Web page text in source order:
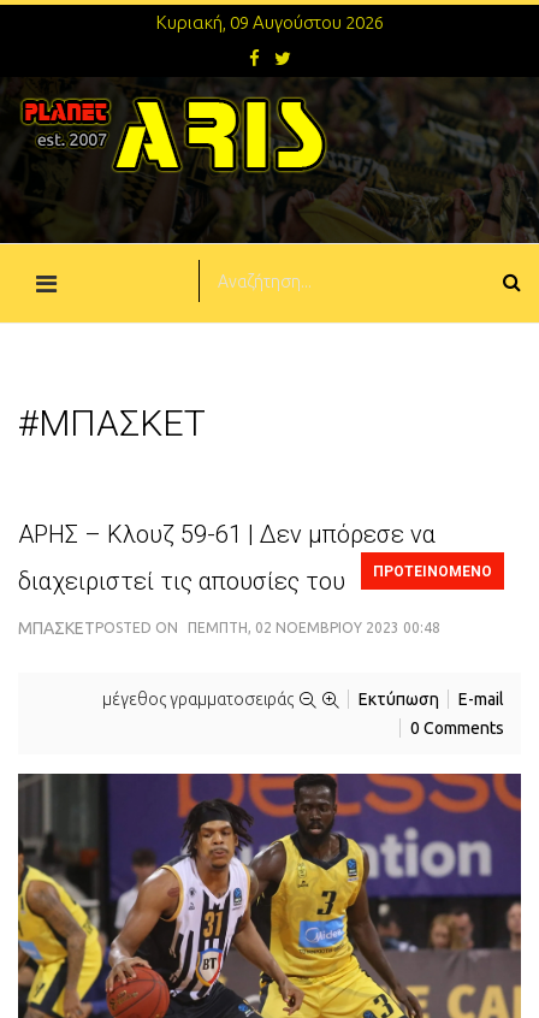
Κυριακή, 09 Αυγούστου 2026
#ΜΠΑΣΚΕΤ
ΑΡΗΣ – Κλουζ 59-61 | Δεν μπόρεσε να
διαχειριστεί τις απουσίες του
ΠΡΟΤΕΙΝΟΜΕΝΟ
ΜΠΆΣΚΕΤPOSTED ON ΠΈΜΠΤΗ, 02 ΝΟΕΜΒΡΊΟΥ 2023 00:48
μέγεθος γραμματοσειράς Εκτύπωση
E-mail
0 Comments